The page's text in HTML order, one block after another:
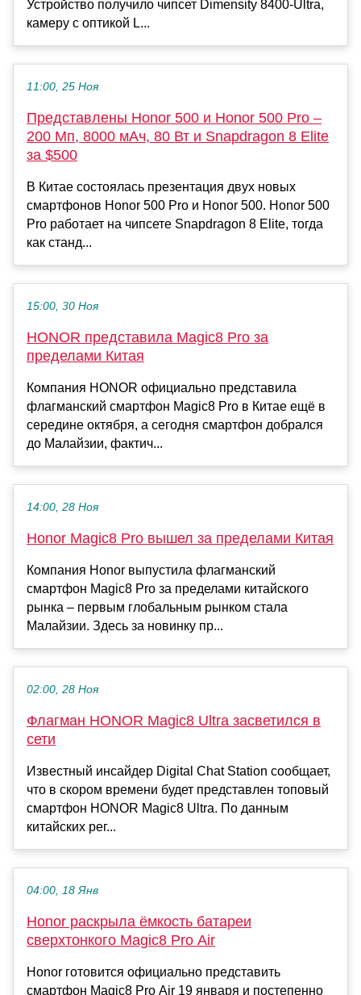
Устройство получило чипсет Dimensity 8400-Ultra,
камеру с оптикой L...
11:00, 25 Ноя
Представлены Honor 500 и Honor 500 Pro –
200 Мп, 8000 мАч, 80 Вт и Snapdragon 8 Elite
за $500
В Китае состоялась презентация двух новых
смартфонов Honor 500 Pro и Honor 500. Honor 500
Pro работает на чипсете Snapdragon 8 Elite, тогда
как станд...
15:00, 30 Ноя
HONOR представила Magic8 Pro за
пределами Китая
Компания HONOR официально представила
флагманский смартфон Magic8 Pro в Китае ещё в
середине октября, а сегодня смартфон добрался
до Малайзии, фактич...
14:00, 28 Ноя
Honor Magic8 Pro вышел за пределами Китая
Компания Honor выпустила флагманский
смартфон Magic8 Pro за пределами китайского
рынка – первым глобальным рынком стала
Малайзии. Здесь за новинку пр...
02:00, 28 Ноя
Флагман HONOR Magic8 Ultra засветился в
сети
Известный инсайдер Digital Chat Station сообщает,
что в скором времени будет представлен топовый
смартфон HONOR Magic8 Ultra. По данным
китайских рег...
04:00, 18 Янв
Honor раскрыла ёмкость батареи
сверхтонкого Magic8 Pro Air
Honor готовится официально представить
смартфон Magic8 Pro Air 19 января и постепенно